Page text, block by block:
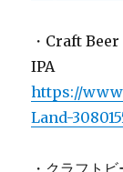
・Craft
IPA
https://
Land-
・クラフト